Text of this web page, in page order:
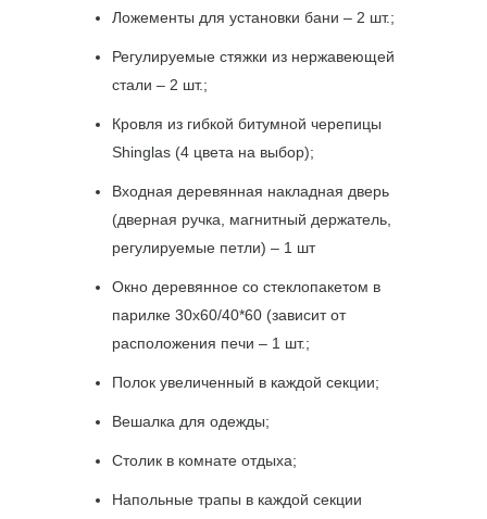
дешевле?
🔹Материалы– используют сырую/
тонкую доску, нестроганые доски,
🔹Фурнитура– ставят самые простые
двери, слабые печи без защиты, тонкую
🔸 Сборка– быстрая, без подгонки,
возможны щели и перекосы со
Гарантия
– часто отсутствует или
формальная
Мы делаем
качественно
: сухой
отборный лес, надёжная фурнитура,
плотная сборка и реальная гарантия.
Ложементы для установки бани – 2 шт.;
Регулируемые стяжки из нержавеющей
стали – 2 шт.;
Кровля из гибкой битумной черепицы
Shinglas (4 цвета на выбор);
Входная деревянная накладная дверь
(дверная ручка, магнитный держатель,
регулируемые петли) – 1 шт
Окно деревянное со стеклопакетом в
парилке 30х60/40*60 (зависит от
расположения печи – 1 шт.;
Полок увеличенный в каждой секции;
Напольные трапы в каждой секции
Столик в комнате отдыха;
Вешалка для одежды;